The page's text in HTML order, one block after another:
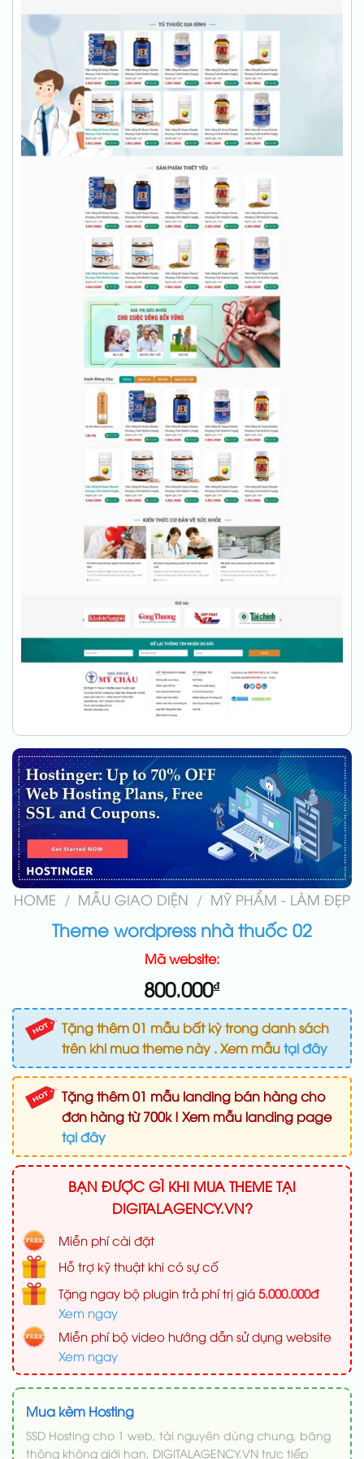
HOME / MẪU GIAO DIỆN / MỸ PHẨM - LÀM ĐẸP
Theme wordpress nhà thuốc 02
Mã website:
800.000₫
Tặng thêm 01 mẫu bất kỳ trong danh sách
trên khi mua theme này . Xem mẫutại đây
Tặng thêm 01 mẫu landing bán hàng cho
đơn hàng từ 700k ! Xem mẫu landing page
tại đây
BẠN ĐƯỢC GÌ KHI MUA THEME TẠI
DIGITALAGENCY.VN?
Miễn phí cài đặt
Hỗ trợ kỹ thuật khi có sự cố
Tặng ngay bộ plugin trả phí trị giá 5.000.000đ
Xem ngay
Miễn phí bộ video hướng dẫn sử dụng website
Xem ngay
Mua kèm Hosting
SSD Hosting cho 1 web, tài nguyên dùng chung, băng
thông không giới hạn, DIGITALAGENCY.VN trực tiếp